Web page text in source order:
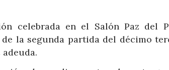
celebrada en el Salón Paz del
la segunda partida del décimo
adeuda.